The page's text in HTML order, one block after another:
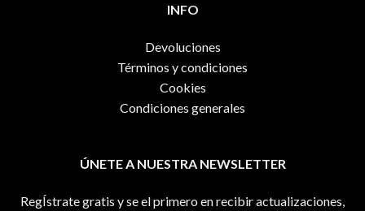
INFO
Devoluciones
Términos y condiciones
Cookies
Condiciones generales
ÚNETE A NUESTRA NEWSLETTER
RegÍstrate gratis y se el primero en recibir actualizaciones,